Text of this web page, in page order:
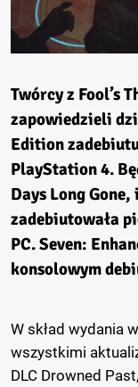
Twórcy z Fool’s
zapowiedzieli
Edition
PlayStation 4.
Days Long
zadebiutowała
PC. Seven:
konsolowym
W skład wydania
wszystkimi
DLC Drowned